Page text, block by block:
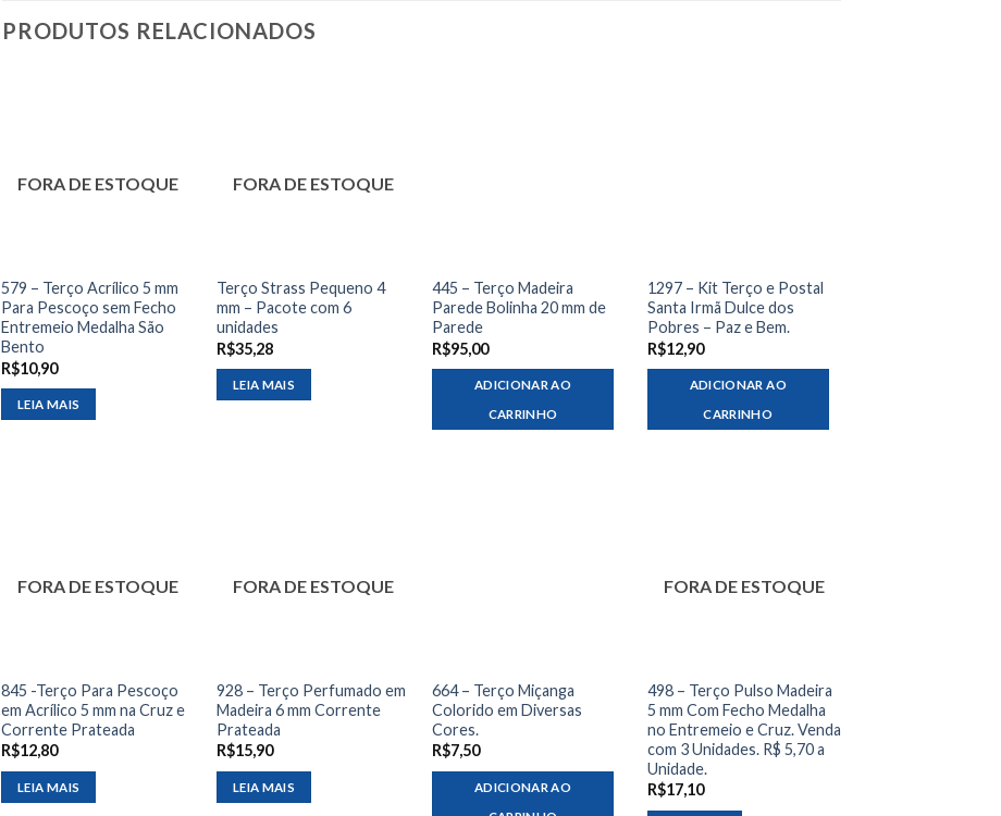
PRODUTOS RELACIONADOS
FORA DE ESTOQUE
579 – Terço Acrílico 5 mm
Para Pescoço sem Fecho
Entremeio Medalha São
Bento
R$10,90
LEIA MAIS
FORA DE ESTOQUE
Terço Strass Pequeno 4
mm – Pacote com 6
unidades
R$35,28
LEIA MAIS
445 – Terço Madeira
Parede Bolinha 20 mm de
Parede
R$95,00
ADICIONAR AO
CARRINHO
1297 – Kit Terço e Postal
Santa Irmã Dulce dos
Pobres – Paz e Bem.
R$12,90
ADICIONAR AO
CARRINHO
FORA DE ESTOQUE
845 -Terço Para Pescoço
em Acrílico 5 mm na Cruz e
Corrente Prateada
R$12,80
LEIA MAIS
FORA DE ESTOQUE
928 – Terço Perfumado em
Madeira 6 mm Corrente
Prateada
R$15,90
LEIA MAIS
664 – Terço Miçanga
Colorido em Diversas
Cores.
R$7,50
ADICIONAR AO
FORA DE ESTOQUE
498 – Terço Pulso Madeira
5 mm Com Fecho Medalha
no Entremeio e Cruz. Venda
com 3 Unidades. R$ 5,70 a
Unidade.
R$17,10